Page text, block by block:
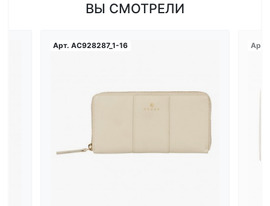
ВЫ СМОТРЕЛИ
Арт. AC928287_1-16 Арт.